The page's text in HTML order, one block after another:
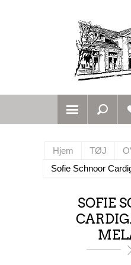
Hjem TØJ
Sofie Schnoor
SOFIE